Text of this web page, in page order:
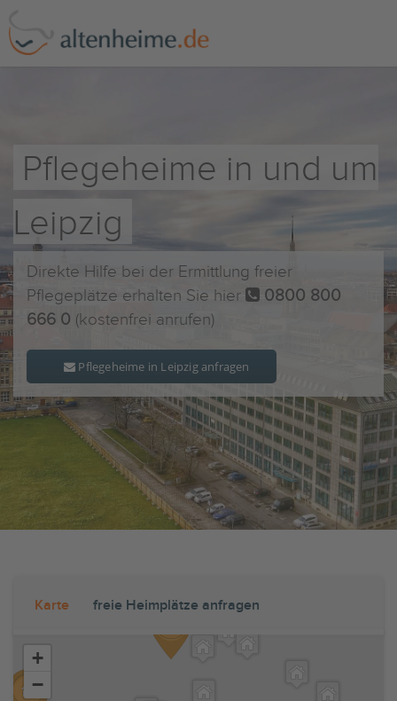
Pflegeheime in und um
Leipzig
Direkte Hilfe bei der Ermittlung freier
Pflegeplätze erhalten Sie hier
0800 800
666 0 (kostenfrei anrufen)
Pflegeheime in Leipzig anfragen
Karte freie Heimplätze anfragen
+
−